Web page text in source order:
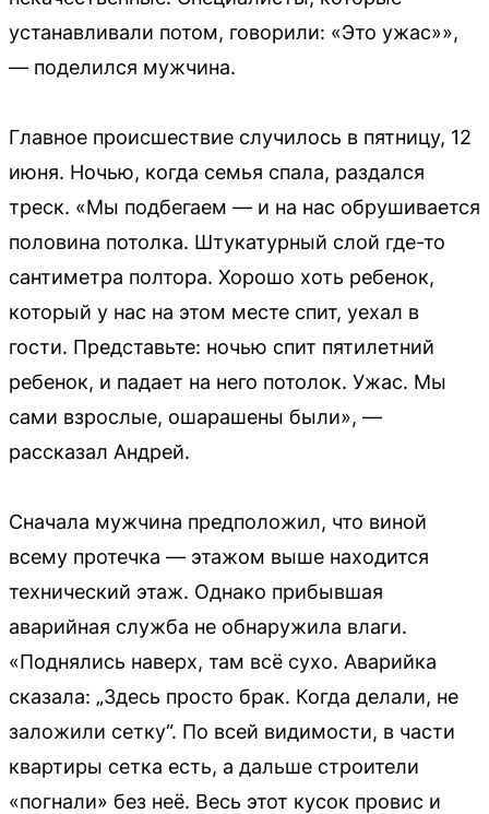
устанавливали потом, говорили: «Это ужас»»,
— поделился мужчина.
Главное происшествие случилось в пятницу, 12
июня. Ночью, когда семья спала, раздался
треск. «Мы подбегаем — и на нас обрушивается
половина потолка. Штукатурный слой где-то
сантиметра полтора. Хорошо хоть ребенок,
который у нас на этом месте спит, уехал в
гости. Представьте: ночью спит пятилетний
ребенок, и падает на него потолок. Ужас. Мы
сами взрослые, ошарашены были», —
рассказал Андрей.
Сначала мужчина предположил, что виной
всему протечка — этажом выше находится
технический этаж. Однако прибывшая
аварийная служба не обнаружила влаги.
«Поднялись наверх, там всё сухо. Аварийка
сказала: „Здесь просто брак. Когда делали, не
заложили сетку“. По всей видимости, в части
квартиры сетка есть, а дальше строители
«погнали» без неё. Весь этот кусок провис и